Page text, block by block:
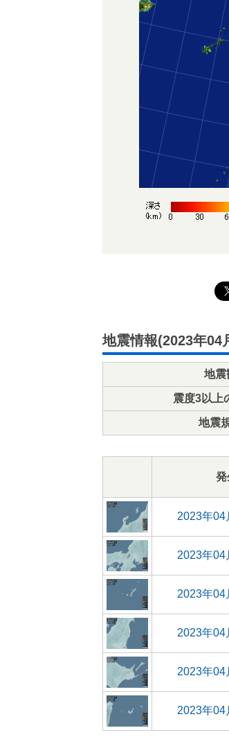
地震情報(2023年04
地震
震度3以上
地震
発
2023年04
2023年04
2023年04
2023年04
2023年04
2023年04